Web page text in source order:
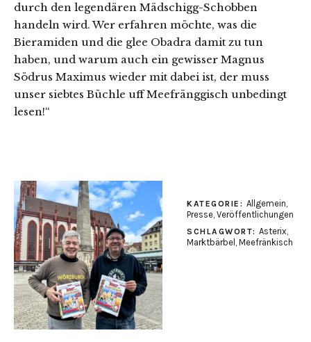
durch den legendären Mädschigg-Schobben
handeln wird. Wer erfahren möchte, was die
Bieramiden und die glee Obadra damit zu tun
haben, und warum auch ein gewisser Magnus
Södrus Maximus wieder mit dabei ist, der muss
unser siebtes Büchle uff Meefränggisch unbedingt
lesen!“
KATEGORIE: Allgemein,
Presse, Veröffentlichungen
SCHLAGWORT: Asterix,
Marktbärbel , Meefränkisch